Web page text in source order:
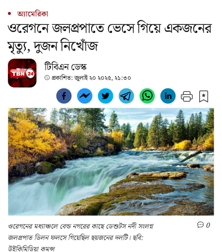
অ্যামেরিকা
ওরেগনে জলপ্রপাতে ভেসে গিয়ে একজনের
মৃত্যু, দুজন নিখোঁজ
টিবিএন ডেস্ক
প্রকাশিত:জুলাই ২০ ২০২৫, ২১:৩০
ওরেগনের মধ্যাঞ্চলে বেন্ড নগরের কাছে ডেশুটস নদী সংলগ্ন
জলপ্রপাত ডিলন ফলসে গিয়েছিল ছয়জনের দলটি। ছবি:
উইকিমিডিয়া কমন্স
0